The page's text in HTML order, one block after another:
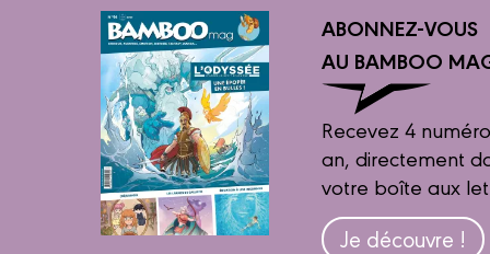
ABONNEZ-VOUS
AU BAMBOO
Recevez 4
an, directement
votre boîte aux
Je découvre !